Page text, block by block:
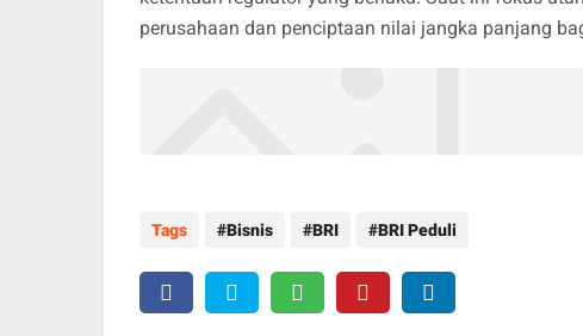
perusahaan dan penciptaan nilai jangka panjang
Tags Bisnis BRI BRI Peduli